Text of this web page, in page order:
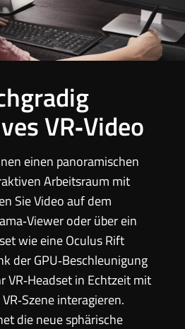
VR‑Video
einen panoramischen
Arbeitsraum mit
Sie Video auf dem
oder über ein
wie eine Oculus Rift
der GPU‑Beschleunigung
VR‑Headset in Echtzeit mit
interagieren.
die neue sphärische